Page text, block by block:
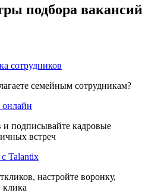
подбора вакансий
сотрудников
семейным сотрудникам?
онлайн
и подписывайте кадровые
встреч
с Talantix
настройте воронку,
клика